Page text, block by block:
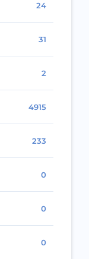
24
31
2
4915
233
0
0
0